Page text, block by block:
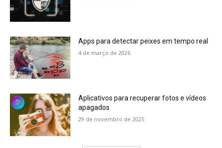
Apps para detectar peixes em tempo real
4 de março de 2026
Aplicativos para recuperar fotos e vídeos
apagados
29 de novembro de 2025